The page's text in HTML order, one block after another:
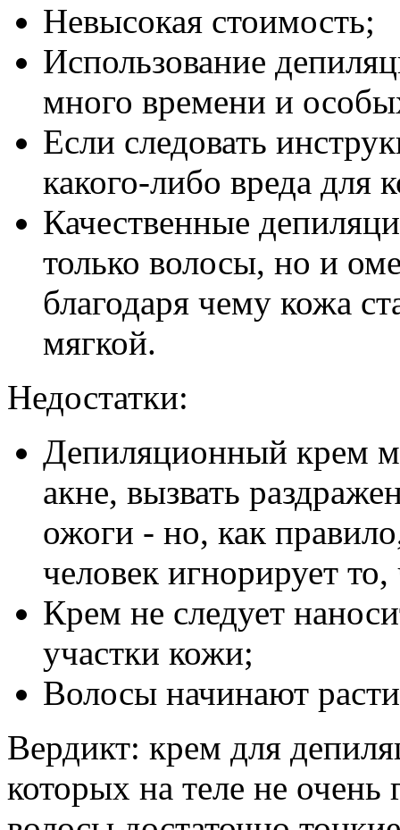
Невысокая стоимость;
Использование
много времени и
Если следовать
какого-либо вреда для
Качественные
только волосы, но и
благодаря чему кожа
мягкой.
Недостатки:
Депиляционный крем
акне, вызвать
ожоги - но, как
человек игнорирует
Крем не следует
участки кожи;
Волосы начинают
Вердикт: крем для
которых на теле не